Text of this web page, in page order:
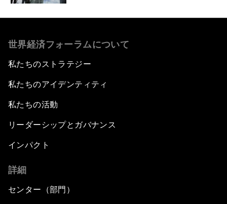
世界経済フォーラムについて
私たちのストラテジー
私たちのアイデンティティ
私たちの活動
リーダーシップとガバナンス
インパクト
詳細
センター（部門）